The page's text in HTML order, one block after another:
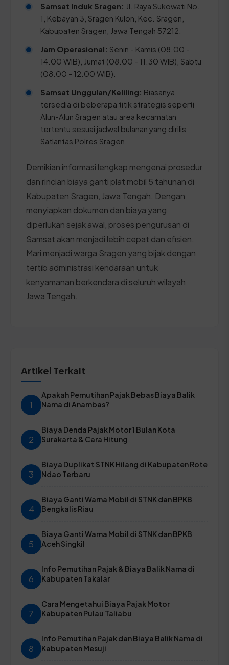
Samsat Induk Sragen: Jl. Raya Sukowati No.
1, Kebayan 3, Sragen Kulon, Kec. Sragen,
Kabupaten Sragen, Jawa Tengah 57212.
Jam Operasional: Senin - Kamis (08.00 -
14.00 WIB), Jumat (08.00 - 11.30 WIB), Sabtu
(08.00 - 12.00 WIB).
Samsat Unggulan/Keliling: Biasanya
tersedia di beberapa titik strategis seperti
Alun-Alun Sragen atau area kecamatan
tertentu sesuai jadwal bulanan yang dirilis
Satlantas Polres Sragen.
Demikian informasi lengkap mengenai prosedur
dan rincian biaya ganti plat mobil 5 tahunan di
Kabupaten Sragen, Jawa Tengah. Dengan
menyiapkan dokumen dan biaya yang
diperlukan sejak awal, proses pengurusan di
Samsat akan menjadi lebih cepat dan efisien.
Mari menjadi warga Sragen yang bijak dengan
tertib administrasi kendaraan untuk
kenyamanan berkendara di seluruh wilayah
Jawa Tengah.
Artikel Terkait
1
Apakah Pemutihan Pajak Bebas Biaya Balik
Nama di Anambas?
2
Biaya Denda Pajak Motor 1 Bulan Kota
Surakarta & Cara Hitung
3
Biaya Duplikat STNK Hilang di Kabupaten Rote
Ndao Terbaru
4
Biaya Ganti Warna Mobil di STNK dan BPKB
Bengkalis Riau
5
Biaya Ganti Warna Mobil di STNK dan BPKB
Aceh Singkil
6
Info Pemutihan Pajak & Biaya Balik Nama di
Kabupaten Takalar
7
Cara Mengetahui Biaya Pajak Motor
Kabupaten Pulau Taliabu
8
Info Pemutihan Pajak dan Biaya Balik Nama di
Kabupaten Mesuji